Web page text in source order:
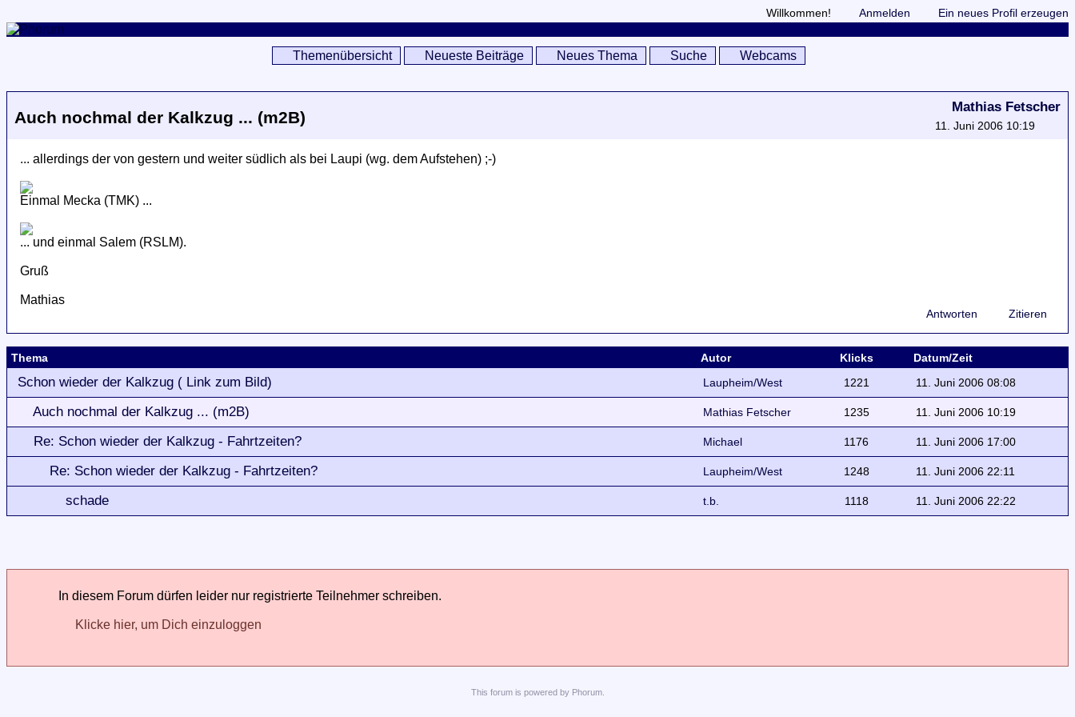
Willkommen! Anmelden Ein neues Profil erzeugen
Themenübersicht Neueste Beiträge Neues Thema Suche Webcams
Auch nochmal der Kalkzug ... (m2B)
Mathias Fetscher
11. Juni 2006 10:19
... allerdings der von gestern und weiter südlich als bei Laupi (wg. dem Aufstehen) ;-)
Einmal Mecka (TMK) ...
... und einmal Salem (RSLM).
Gruß
Mathias
Antworten Zitieren
Thema Autor Klicks Datum/Zeit
Schon wieder der Kalkzug ( Link zum Bild) Laupheim/West 1221 11. Juni 2006 08:08
Auch nochmal der Kalkzug ... (m2B) Mathias Fetscher 1235 11. Juni 2006 10:19
Re: Schon wieder der Kalkzug - Fahrtzeiten? Michael 1176 11. Juni 2006 17:00
Re: Schon wieder der Kalkzug - Fahrtzeiten? Laupheim/West 1248 11. Juni 2006 22:11
schade t.b. 1118 11. Juni 2006 22:22
In diesem Forum dürfen leider nur registrierte Teilnehmer schreiben.
Klicke hier, um Dich einzuloggen
This forumis powered by Phorum.